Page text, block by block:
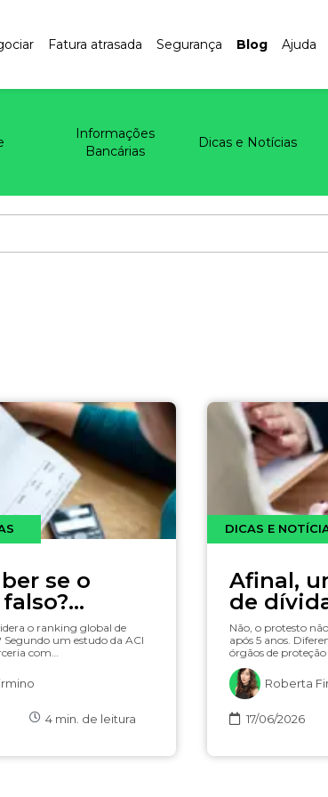
Fatura atrasada Segurança Blog Ajuda
Informações
Bancárias
Dicas e Notícias
se o
formas
rápidas
o ranking global de
Segundo um estudo da ACI
com…
4 min. de leitura
DICAS E
Afinal,
de
Não, o protesto
após 5 anos.
órgãos de
Roberta
17/06/2026